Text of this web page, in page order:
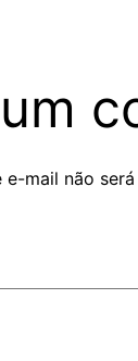
e-mail não